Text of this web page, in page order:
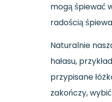
mogą śpiewać
radością
Naturalnie
hałasu,
przypisane
zakończy,